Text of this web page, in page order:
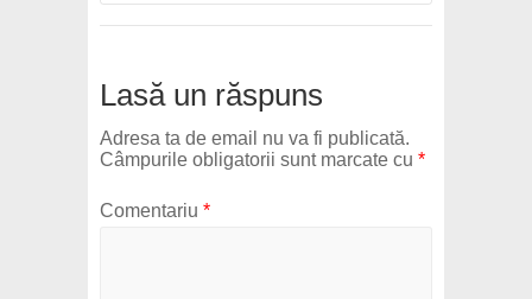
Lasă un răspuns
Adresa ta de email nu va fi publicată.
Câmpurile obligatorii sunt marcate cu *
Comentariu *